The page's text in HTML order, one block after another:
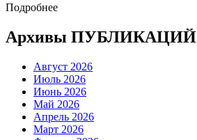
Подробнее
Архивы ПУБЛИКАЦИЙ
Август 2026
Июль 2026
Июнь 2026
Май 2026
Апрель 2026
Март 2026